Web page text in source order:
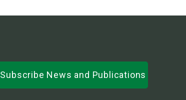
Subscribe News and Publications